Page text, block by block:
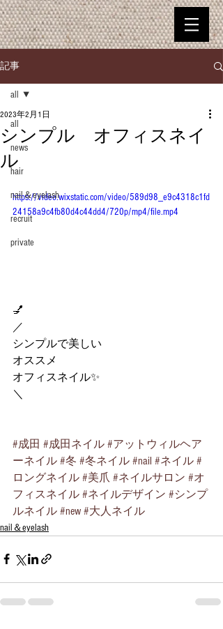
記事
all
news
hair
nail＆eyelash
recruit
private
all
シンプル オフィスネイ
ル
2023年2月1日
https://video.wixstatic.com/video/589d98_e9c4318c1fd
24158a9c4fb80d4c44dd4/720p/mp4/file.mp4
💅
／
シンプルで美しい
オススメ
オフィスネイル✨
＼
#成田 #成田ネイル #アットウィルヘア
ーネイル #冬 #冬ネイル #nail #ネイル #
ロングネイル #美爪 #ネイルサロン #オ
フィスネイル #ネイルデザイン #シンプ
ルネイル #new #大人ネイル
nail＆eyelash